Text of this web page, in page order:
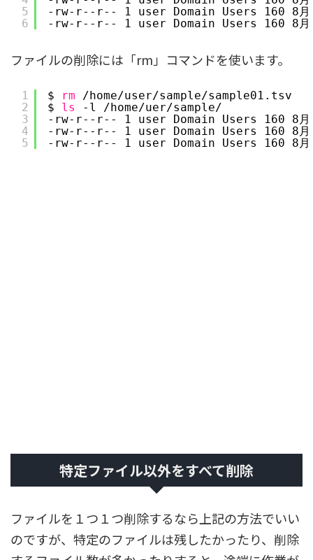
5
6
-rw-r--r-- 1 user Domain Users 160 8
-rw-r--r-- 1 user Domain Users 160 8
ファイルの削除には「rm」コマンドを使います。
1
2
3
4
5
$ rm /home/user/sample/sample01 .tsv
$ ls -l /home/uer/sample/
-rw-r--r-- 1 user Domain Users 160 8
-rw-r--r-- 1 user Domain Users 160 8
-rw-r--r-- 1 user Domain Users 160 8
特定ファイル以外をすべて削除
ファイルを１つ１つ削除するなら上記の方法でいい
のですが、特定のファイルは残したかったり、削除